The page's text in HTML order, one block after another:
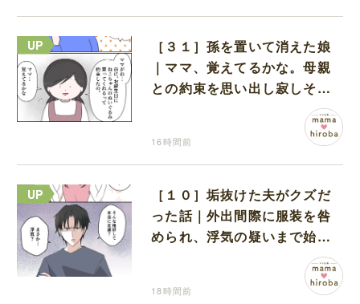
［３１］孫を置いて消えた娘
｜ママ、覚えてるかな。母親
との約束を思い出し寂しそう
16時間前
［１０］垢抜けた夫がクズだ
った話｜外出間際に服装を咎
められ、浮気の疑いまで始め
18時間前